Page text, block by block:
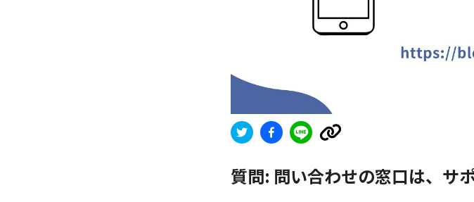
質問: 問い合わせの窓口は、サ